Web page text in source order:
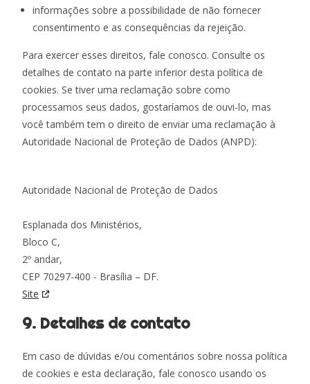
informações sobre a possibilidade de não fornecer
consentimento e as consequências da rejeição.
Para exercer esses direitos, fale conosco. Consulte os
detalhes de contato na parte inferior desta política de
cookies. Se tiver uma reclamação sobre como
processamos seus dados, gostaríamos de ouvi-lo, mas
você também tem o direito de enviar uma reclamação à
Autoridade Nacional de Proteção de Dados (ANPD):
Autoridade Nacional de Proteção de Dados
Esplanada dos Ministérios,
Bloco C,
2º andar,
CEP 70297-400 - Brasília – DF.
Site
9. Detalhes de contato
Em caso de dúvidas e/ou comentários sobre nossa política
de cookies e esta declaração, fale conosco usando os